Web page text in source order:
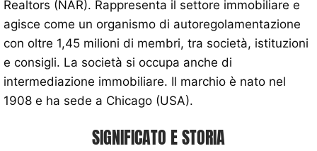
Realtors (NAR). Rappresenta il settore immobiliare e
agisce come un organismo di autoregolamentazione
con oltre 1,45 milioni di membri, tra società, istituzioni
e consigli. La società si occupa anche di
intermediazione immobiliare. Il marchio è nato nel
1908 e ha sede a Chicago (USA).
SIGNIFICATO E STORIA